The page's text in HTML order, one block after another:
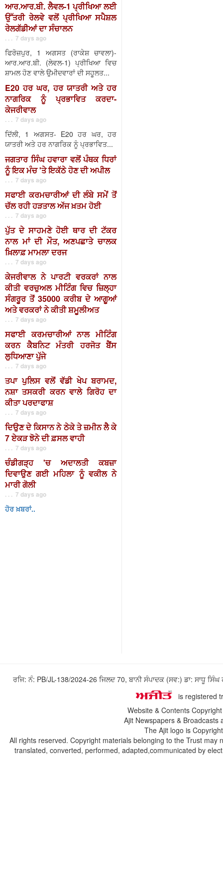
ਆਰ.ਆਰ.ਬੀ. ਲੈਵਲ-1 ਪ੍ਰੀਖਿਆ ਲਈ
ਉੱਤਰੀ ਰੇਲਵੇ ਵਲੋਂ ਪ੍ਰੀਖਿਆ ਸਪੈਸ਼ਲ
ਰੇਲਗੱਡੀਆਂ ਦਾ ਸੰਚਾਲਨ
. . . 7 days ago
ਫਿਰੋਜ਼ਪੁਰ, 1 ਅਗਸਤ (ਰਾਕੇਸ਼ ਚਾਵਲਾ)-
ਆਰ.ਆਰ.ਬੀ. (ਲੇਵਲ-1) ਪ੍ਰੀਖਿਆ ਵਿਚ
ਸ਼ਾਮਲ ਹੋਣ ਵਾਲੇ ਉਮੀਦਵਾਰਾਂ ਦੀ ਸਹੂਲਤ...
E20 ਹਰ ਘਰ, ਹਰ ਯਾਤਰੀ ਅਤੇ ਹਰ
ਨਾਗਰਿਕ ਨੂੰ ਪ੍ਰਭਾਵਿਤ ਕਰਦਾ-
ਕੇਜਰੀਵਾਲ
. . . 7 days ago
ਦਿੱਲੀ, 1 ਅਗਸਤ- E20 ਹਰ ਘਰ, ਹਰ
ਯਾਤਰੀ ਅਤੇ ਹਰ ਨਾਗਰਿਕ ਨੂੰ ਪ੍ਰਭਾਵਿਤ...
ਜਗਤਾਰ ਸਿੰਘ ਹਵਾਰਾ ਵਲੋਂ ਪੰਥਕ ਧਿਰਾਂ
ਨੂੰ ਇਕ ਮੰਚ 'ਤੇ ਇਕੱਠੇ ਹੋਣ ਦੀ ਅਪੀਲ
. . . 7 days ago
ਸਫਾਈ ਕਰਮਚਾਰੀਆਂ ਦੀ ਲੰਬੇ ਸਮੇਂ ਤੋਂ
ਚੱਲ ਰਹੀ ਹੜਤਾਲ ਅੱਜ ਖ਼ਤਮ ਹੋਈ
. . . 7 days ago
ਪੁੱਤ ਦੇ ਸਾਹਮਣੇ ਹੋਈ ਥਾਰ ਦੀ ਟੱਕਰ
ਨਾਲ ਮਾਂ ਦੀ ਮੌਤ, ਅਣਪਛਾਤੇ ਚਾਲਕ
ਖ਼ਿਲਾਫ਼ ਮਾਮਲਾ ਦਰਜ
. . . 7 days ago
ਕੇਜਰੀਵਾਲ ਨੇ ਪਾਰਟੀ ਵਰਕਰਾਂ ਨਾਲ
ਕੀਤੀ ਵਰਚੁਅਲ ਮੀਟਿੰਗ ਵਿਚ ਜ਼ਿਲ੍ਹਾ
ਸੰਗਰੂਰ ਤੋਂ 35000 ਕਰੀਬ ਦੇ ਆਗੂਆਂ
ਅਤੇ ਵਰਕਰਾਂ ਨੇ ਕੀਤੀ ਸ਼ਮੂਲੀਅਤ
. . . 7 days ago
ਸਫਾਈ ਕਰਮਚਾਰੀਆਂ ਨਾਲ ਮੀਟਿੰਗ
ਕਰਨ ਕੈਬਨਿਟ ਮੰਤਰੀ ਹਰਜੋਤ ਬੈਂਸ
ਲੁਧਿਆਣਾ ਪੁੱਜੇ
. . . 7 days ago
ਤਪਾ ਪੁਲਿਸ ਵਲੋਂ ਵੱਡੀ ਖੇਪ ਬਰਾਮਦ,
ਨਸ਼ਾ ਤਸਕਰੀ ਕਰਨ ਵਾਲੇ ਗਿਰੋਹ ਦਾ
ਕੀਤਾ ਪਰਦਾਫਾਸ਼
. . . 7 days ago
ਦਿਉਣ ਦੇ ਕਿਸਾਨ ਨੇ ਠੇਕੇ ਤੇ ਜ਼ਮੀਨ ਲੈ ਕੇ
7 ਏਕੜ ਝੋਨੇ ਦੀ ਫ਼ਸਲ ਵਾਹੀ
. . . 7 days ago
ਚੰਡੀਗੜ੍ਹ 'ਚ ਅਦਾਲਤੀ ਕਬਜ਼ਾ
ਦਿਵਾਉਣ ਗਈ ਮਹਿਲਾ ਨੂੰ ਵਕੀਲ ਨੇ
ਮਾਰੀ ਗੋਲੀ
. . . 7 days ago
ਹੋਰ ਖ਼ਬਰਾਂ..
ਰਜਿ: ਨੰ: PB/JL-138/2024-26 ਜਿਲਦ 70, ਬਾਨੀ ਸੰਪਾਦਕ (ਸਵ:) ਡਾ: ਸਾਧੂ
is registered
Website & Contents
Ajit Newspapers &
The Ajit logo is
All rights reserved. Copyright materials belonging to the Trust
translated, converted, performed, adapted,communicated by